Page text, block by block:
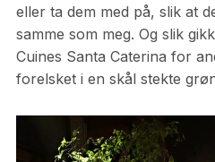
eller ta dem med på, slik at
samme som meg. Og slik
Cuines Santa Caterina for
forelsket i en skål stekte